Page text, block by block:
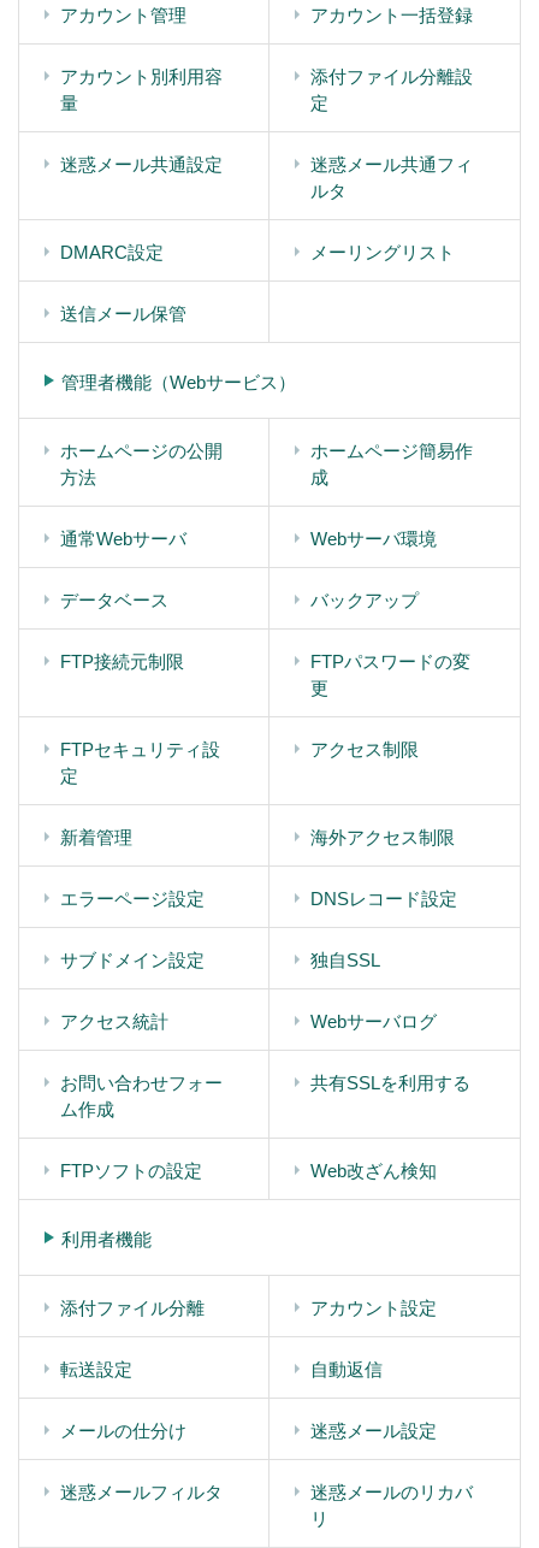
アカウント管理 アカウント一括登録
アカウント別利用容
量
添付ファイル分離設
定
迷惑メール共通設定
迷惑メール共通フィ
ルタ
DMARC設定 メーリングリスト
送信メール保管
管理者機能（Webサービス）
ホームページの公開
方法
ホームページ簡易作
成
通常Webサーバ Webサーバ環境
データベース バックアップ
FTP接続元制限
FTPパスワードの変
更
FTPセキュリティ設
定
アクセス制限
新着管理 海外アクセス制限
エラーページ設定 DNSレコード設定
サブドメイン設定 独自SSL
アクセス統計 Webサーバログ
お問い合わせフォー
ム作成
共有SSLを利用する
FTPソフトの設定 Web改ざん検知
利用者機能
添付ファイル分離 アカウント設定
転送設定 自動返信
メールの仕分け 迷惑メール設定
迷惑メールフィルタ
迷惑メールのリカバ
リ